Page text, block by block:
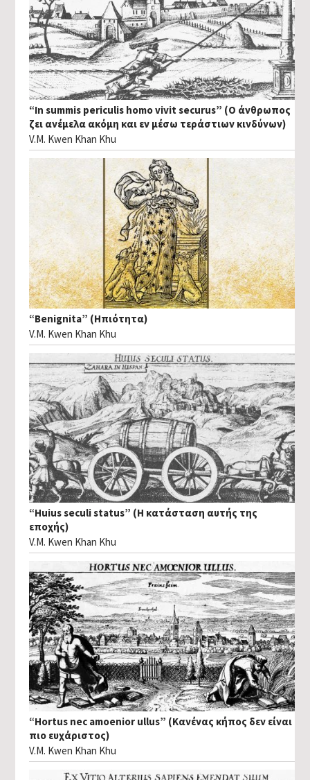
“In summis periculis homo vivit securus” (Ο άνθρωπος
ζει ανέμελα ακόμη και εν μέσω τεράστιων κινδύνων)
V.M. Kwen Khan Khu
“Benignita” (Ηπιότητα)
V.M. Kwen Khan Khu
“Huius seculi status” (Η κατάσταση αυτής της
εποχής)
V.M. Kwen Khan Khu
“Hortus nec amoenior ullus” (Κανένας κήπος δεν είναι
πιο ευχάριστος)
V.M. Kwen Khan Khu